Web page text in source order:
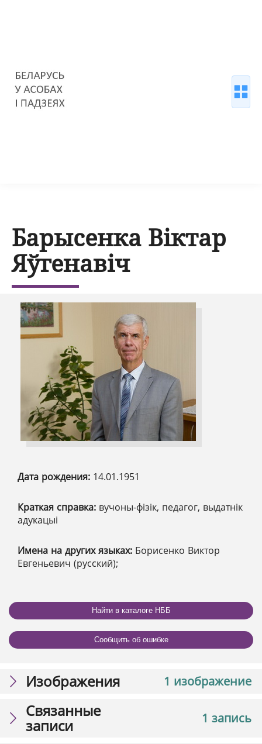
Барысенка Віктар
Яўгенавіч
Дата рождения: 14.01.1951
Краткая справка: вучоны-фізік, педагог, выдатнік
адукацыі
Имена на других языках: Борисенко Виктор
Евгеньевич (русский);
Найти в каталоге НББ
Сообщить об ошибке
1 изображение
Изображения
1 запись
Связанные
записи